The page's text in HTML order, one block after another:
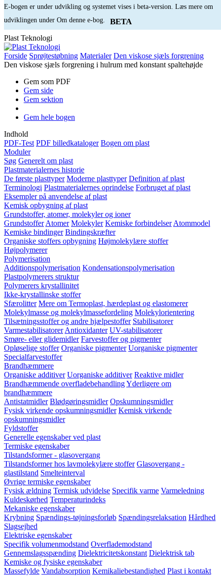
E-bogen er under udvikling og systemet vises i beta-version. Læs mere om
udviklingen under Om denne e-bog.
BETA
Plast Teknologi
Forside Sprøjtestøbning Materialer Den viskose sjæls forgrening
Den viskose sjæls forgrening i hulrum med konstant spaltehøjde
Gem som PDF
Gem side
Gem sektion
Gem hele bogen
Indhold
PDF-Test PDF billedkataloger Bogen om plast
Moduler
Søg Generelt om plast
Plastmaterialernes historie
De første plasttyper Moderne plasttyper Definition af plast
Terminologi Plastmaterialernes oprindelse Forbruget af plast
Eksempler på anvendelse af plast
Kemisk opbygning af plast
Grundstoffer, atomer, molekyler og ioner
Grundstoffer Atomer Molekyler Kemiske forbindelser Atommodel
Kemiske bindinger Bindingskræfter
Organiske stoffers opbygning Højmolekylære stoffer
Højpolymerer
Polymerisation
Additionspolymerisation Kondensationspolymerisation
Plastpolymerers struktur
Polymerers krystallinitet
Ikke-krystallinske stoffer
Sfærolitter Mere om Termoplast, hærdeplast og elastomerer
Molekylmasse og molekylmassefordeling Molekylorientering
Tilsætningsstoffer og andre hjælpestoffer Stabilisatorer
Varmestabilisatorer Antioxidanter UV-stabilisatorer
Smøre- eller glidemidler Farvestoffer og pigmenter
Opløselige stoffer Organiske pigmenter Uorganiske pigmenter
Specialfarvestoffer
Brandhæmmere
Organiske additiver Uorganiske additiver Reaktive midler
Brandhæmmende overfladebehandlingYderligere om
brandhæmmere
Antistatmidler Blødgøringsmidler Opskumningsmidler
Fysisk virkende opskumningsmidler Kemisk virkende
opskumningsmidler
Fyldstoffer
Generelle egenskaber ved plast
Termiske egenskaber
Tilstandsformer - glasovergang
Tilstandsformer hos lavmolekylære stoffer Glasovergang -
glastilstand Smelteinterval
Øvrige termiske egenskaber
Fysisk ældning Termisk udvidelse Specifik varme Varmeledning
Kuldeskørhed Temperaturindeks
Mekaniske egenskaber
Krybning Spændings-tøjningsforløb Spændingsrelaksation Hårdhed
Slagsejhed
Elektriske egenskaber
Specifik volumenmodstand Overflademodstand
Gennemslagsspænding Dielektricitetskonstant Dielektrisk tab
Kemiske og fysiske egenskaber
Massefylde Vandabsorption Kemikaliebestandighed Plast i kontakt